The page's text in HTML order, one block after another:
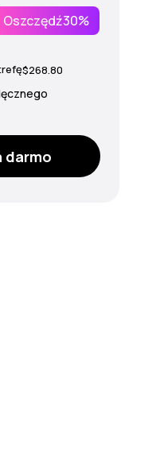
Oszczędź30%
$268.80
darmo